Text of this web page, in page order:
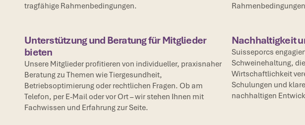
tragfähige Rahmenbedingungen.
Unterstützung und Beratung für Mitglieder
bieten
Unsere Mitglieder profitieren von individueller, praxisnaher
Beratung zu Themen wie Tiergesundheit,
Betriebsoptimierung oder rechtlichen Fragen. Ob am
Telefon, per E-Mail oder vor Ort – wir stehen Ihnen mit
Fachwissen und Erfahrung zur Seite.
Nachhaltigkeit
Suisseporcs
Schweinehaltung,
Wirtschaftlichkeit
Schulungen und
nachhaltigen